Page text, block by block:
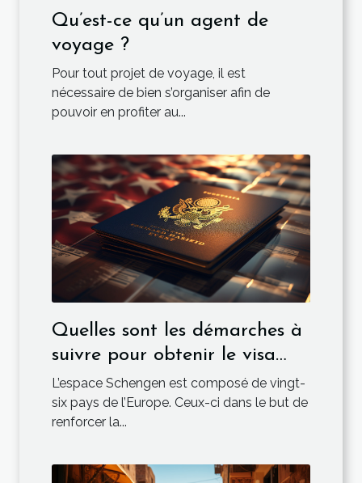
Qu’est-ce qu’un agent de
voyage ?
Pour tout projet de voyage, il est
nécessaire de bien s’organiser afin de
pouvoir en profiter au...
Quelles sont les démarches à
suivre pour obtenir le visa
ETIAS ?
L’espace Schengen est composé de vingt-
six pays de l’Europe. Ceux-ci dans le but de
renforcer la...